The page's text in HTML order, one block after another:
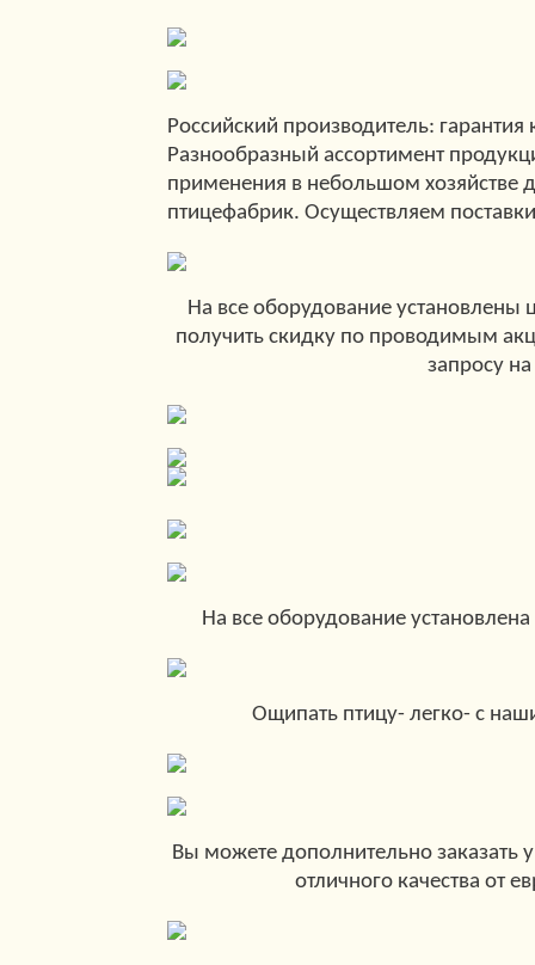
Российский производитель: гарантия
Разнообразный ассортимент
применения в небольшом
птицефабрик. Осуществляем
На все оборудование
получить скидку по проводимым
запросу
На все оборудование
Ощипать птицу- легко- с
Вы можете дополнительно заказать
отличного качества от